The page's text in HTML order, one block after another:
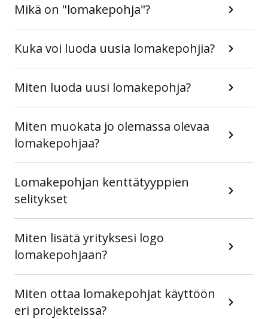
Mikä on "lomakepohja"?
Kuka voi luoda uusia lomakepohjia?
Miten luoda uusi lomakepohja?
Miten muokata jo olemassa olevaa
lomakepohjaa?
Lomakepohjan kenttätyyppien
selitykset
Miten lisätä yrityksesi logo
lomakepohjaan?
Miten ottaa lomakepohjat käyttöön
eri projekteissa?